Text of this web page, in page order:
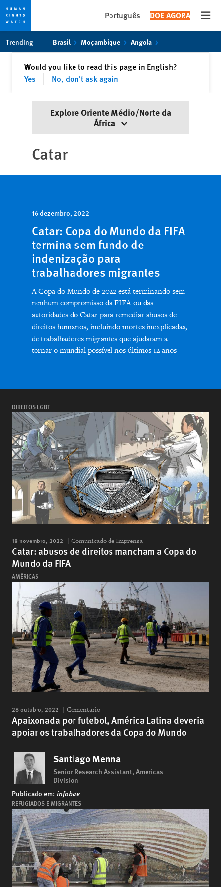
content
Português DOE AGORA
Trending Brasil Moçambique Angola
Would you like to read this page in English?
Yes
No, don't ask again
✕Fechar
Explore Oriente Médio/Norte da
África
Catar
16 dezembro, 2022
Catar: Copa do Mundo da FIFA
termina sem fundo de
indenização para
trabalhadores migrantes
A Copa do Mundo de 2022 está terminando sem
nenhum compromisso da FIFA ou das
autoridades do Catar para remediar abusos de
direitos humanos, incluindo mortes inexplicadas,
de trabalhadores migrantes que ajudaram a
tornar o mundial possível nos últimos 12 anos
DIREITOS LGBT
18 novembro, 2022 Comunicado de Imprensa
Catar: abusos de direitos mancham a Copa do
Mundo da FIFA
AMÉRICAS
28 outubro, 2022 Comentário
Apaixonada por futebol, América Latina deveria
apoiar os trabalhadores da Copa do Mundo
Santiago Menna
Senior Research Assistant, Americas
Division
Publicado em: infobae
REFUGIADOS E MIGRANTES